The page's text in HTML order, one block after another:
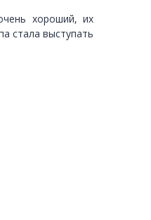
хороший, их
стала выступать